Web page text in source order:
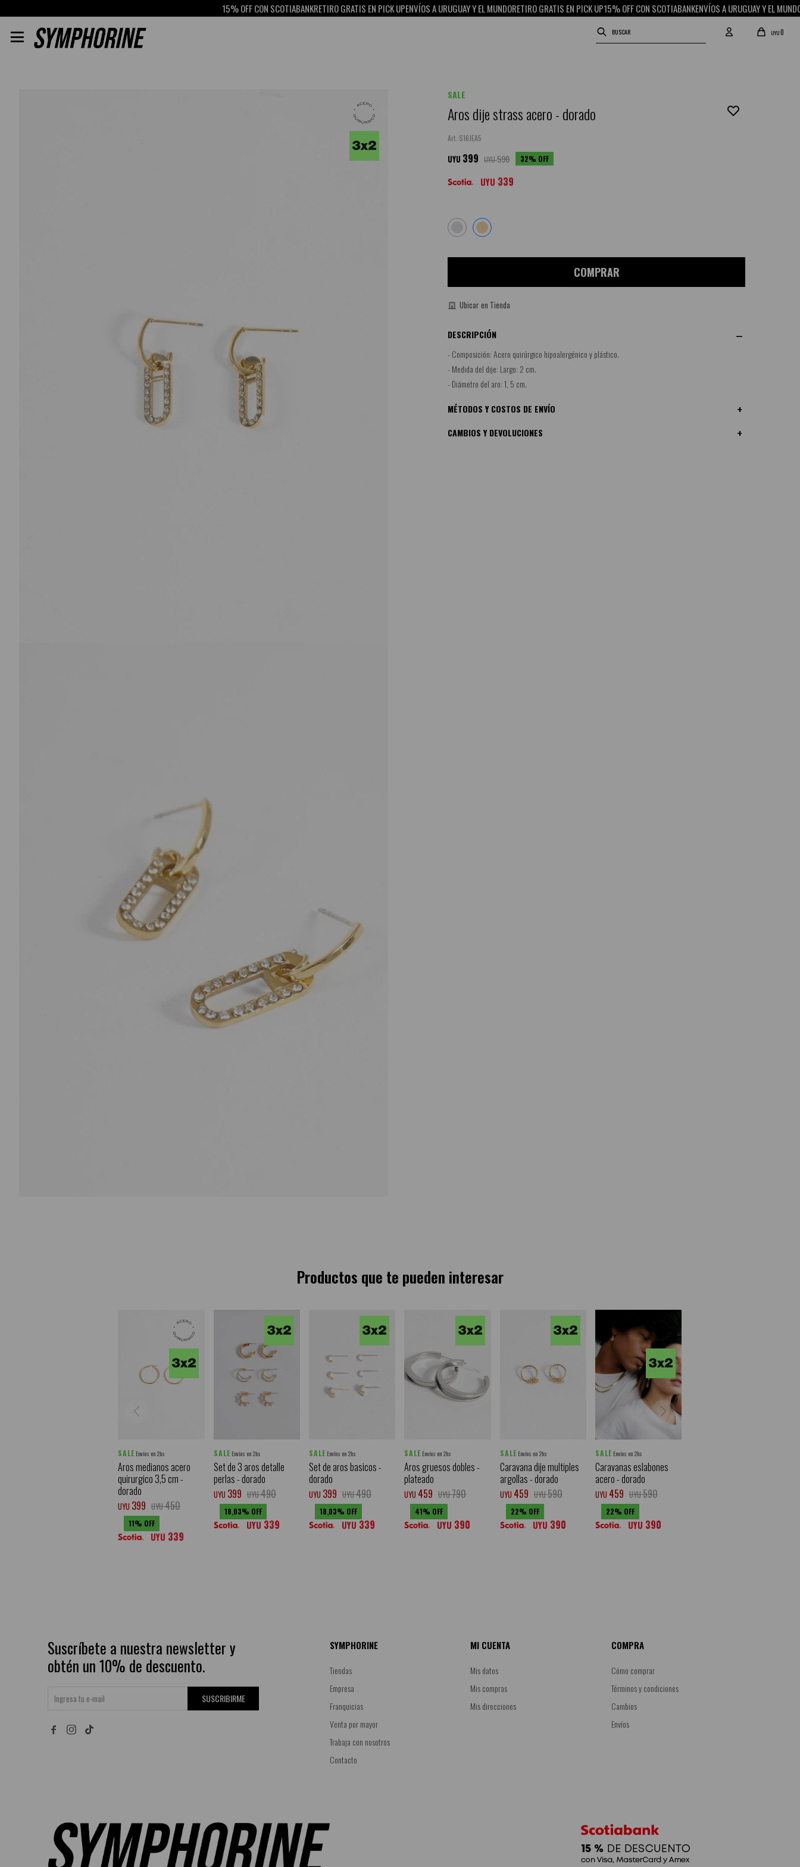
15% OFF CON SCOTIABANKRETIRO GRATIS EN PICK UPENVÍOS A URUGUAY Y EL MUNDORETIRO GRATIS EN PICK UP15% OFF CON SCOTIABANKENVÍOS A URUGUAY Y EL MUNDO
UYU0

SALE
Aros dije strass acero - dorado
S16JEA5
UYU 399 UYU590 32
UYU 339
COMPRAR
Ubicar en Tienda
DESCRIPCIÓN
- Composición: Acero quirúrgico hipoalergénico y plástico.
- Medida del dije: Largo: 2 cm.
- Diámetro del aro: 1, 5 cm.
MÉTODOS Y COSTOS DE ENVÍO
CAMBIOS Y DEVOLUCIONES
Productos que te pueden interesar
SALE Envíos en 2hs
Aros medianos acero
quirurgico 3,5 cm -
dorado
UYU 399 UYU450
11
UYU 339
SALE Envíos en 2hs
Set de 3 aros detalle
perlas - dorado
UYU 399 UYU490
18,03
UYU 339
SALE Envíos en 2hs
Set de aros basicos -
dorado
UYU 399 UYU490
18,03
UYU 339
SALE Envíos en 2hs
Aros gruesos dobles -
plateado
UYU 459 UYU790
41
UYU 390
SALE Envíos en 2hs
Caravana dije multiples
argollas - dorado
UYU 459 UYU590
22
UYU 390
SALE Envíos en 2hs
Caravanas eslabones
acero - dorado
UYU 459 UYU590
22
UYU 390
Suscríbete a nuestra newsletter y
obtén un 10% de descuento.
SUSCRIBIRME
 
SYMPHORINE
Tiendas
Empresa
Franquicias
Venta por mayor
Trabaja con nosotros
Contacto
MI CUENTA
Mis datos
Mis compras
Mis direcciones
COMPRA
Cómo comprar
Términos y condiciones
Cambios
Envíos